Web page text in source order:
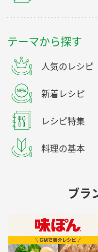
テーマから探す
人気のレシピ
新着レシピ
レシピ特集
料理の基本
ブラ